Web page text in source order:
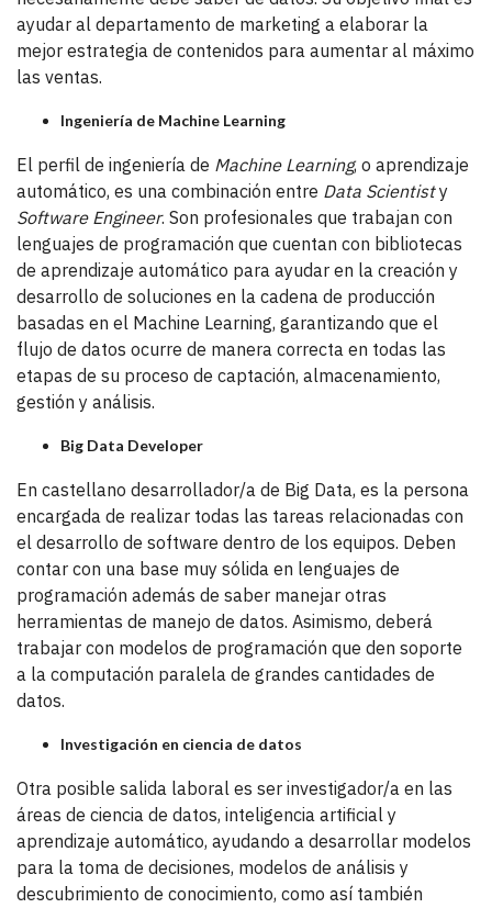
ayudar al departamento de marketing a elaborar la
mejor estrategia de contenidos para aumentar al máximo
las ventas.
Ingeniería de Machine Learning
El perfil de ingeniería de Machine Learning, o aprendizaje
automático, es una combinación entre Data Scientisty
Software Engineer. Son profesionales que trabajan con
lenguajes de programación que cuentan con bibliotecas
de aprendizaje automático para ayudar en la creación y
desarrollo de soluciones en la cadena de producción
basadas en el Machine Learning, garantizando que el
flujo de datos ocurre de manera correcta en todas las
etapas de su proceso de captación, almacenamiento,
gestión y análisis.
Big Data Developer
En castellano desarrollador/a de Big Data, es la persona
encargada de realizar todas las tareas relacionadas con
el desarrollo de software dentro de los equipos. Deben
contar con una base muy sólida en lenguajes de
programación además de saber manejar otras
herramientas de manejo de datos. Asimismo, deberá
trabajar con modelos de programación que den soporte
a la computación paralela de grandes cantidades de
datos.
Investigación en ciencia de datos
Otra posible salida laboral es ser investigador/a en las
áreas de ciencia de datos, inteligencia artificial y
aprendizaje automático, ayudando a desarrollar modelos
para la toma de decisiones, modelos de análisis y
descubrimiento de conocimiento, como así también